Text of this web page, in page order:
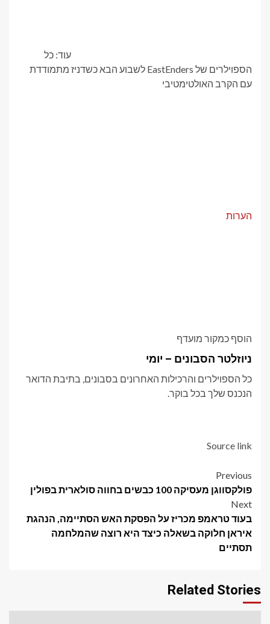
עוד: כל
הספוילרים של EastEnders לשבוע הבא כשדניז מתמודדת
עם הקרב האולטימטיבי
הערות
הוסף כמקור מועדף
ניוזלטר הסבונים – יומי
כל הספוילרים והרכילות האחרונים בסבונים, בתיבת הדואר
הנכנס שלך בכל בוקר.
Source link
Post
navigation
Previous
פולקסווגן מעסיקה 100 כבשים בחווה סולארית בפולין
Next
בעוד טראמפ מכריז על הפסקת האש הסתיימה, הנהגת
איראן חלוקה בשאלה כיצד היא רוצה שהמלחמה
תסתיים
Related Stories